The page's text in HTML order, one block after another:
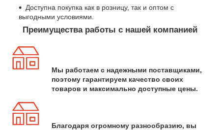
Доступна покупка как в розницу, так и оптом с
выгодными условиями.
Преимущества работы с нашей компанией
Мы работаем с надежными поставщиками,
поэтому гарантируем качество своих
товаров и максимально доступные цены.
Благодаря огромному разнообразию, вы